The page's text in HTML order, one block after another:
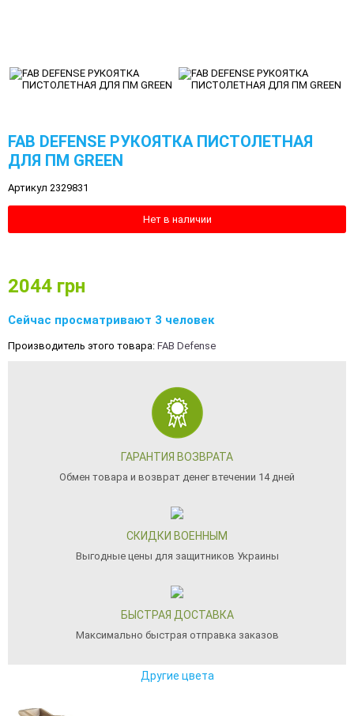
FAB DEFENSE РУКОЯТКА ПИСТОЛЕТНАЯ
ДЛЯ ПМ GREEN
Артикул 2329831
Нет в наличии
2044 грн
Сейчас просматривают 3 человек
Производитель этого товара: FAB Defense
ГАРАНТИЯ ВОЗВРАТА
Обмен товара и возврат денег втечении 14 дней
СКИДКИ ВОЕННЫМ
Выгодные цены для защитников Украины
БЫСТРАЯ ДОСТАВКА
Максимально быстрая отправка заказов
Другие цвета